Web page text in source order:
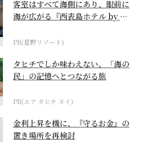
客室はすべて海側にあり、眼前に
海が広がる『西表島ホテル by 星
PR(星野リゾート)
タヒチでしか味わえない、「海の
民」の記憶へとつながる旅
PR(エア タヒチ ヌイ)
金利上昇を機に、『守るお金』の
置き場所を再検討